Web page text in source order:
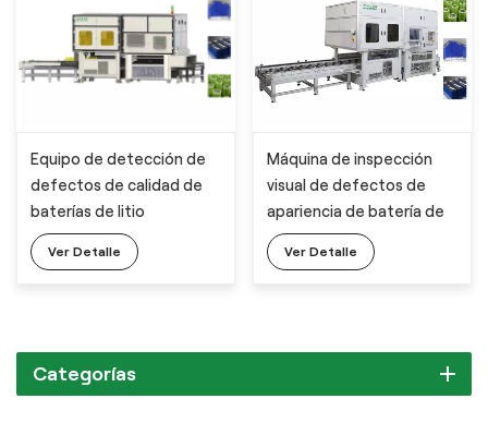
Equipo de detección de
defectos de calidad de
baterías de litio
Ver Detalle
Máquina de inspección
visual de defectos de
apariencia de batería de
litio
Ver Detalle
Categorías